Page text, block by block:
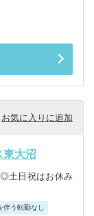
お気に入りに追加
東大沼
土日祝はお休み
伴う転勤なし